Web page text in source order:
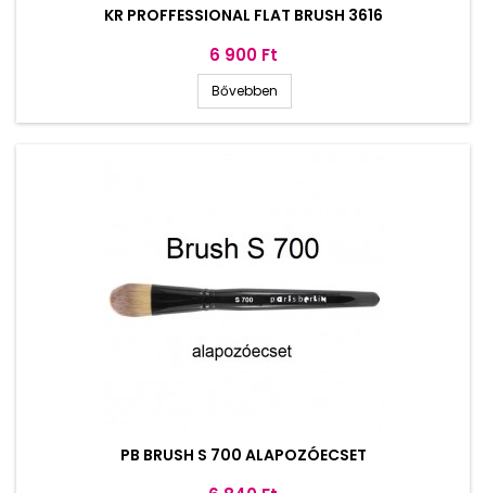
KR PROFFESSIONAL FLAT BRUSH 3616
Ár
6 900 Ft
Bővebben
PB BRUSH S 700 ALAPOZÓECSET